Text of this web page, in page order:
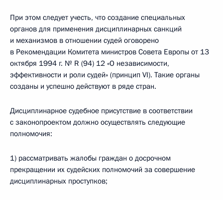
При этом следует учесть, что создание специальных
органов для применения дисциплинарных санкций
и механизмов в отношении судей оговорено
в Рекомендации Комитета министров Совета Европы от 13
октября 1994 г. № R (94) 12 «О независимости,
эффективности и роли судей» (принцип VI). Такие органы
созданы и успешно действуют в ряде стран.
Дисциплинарное судебное присутствие в соответствии
с законопроектом должно осуществлять следующие
полномочия:
1) рассматривать жалобы граждан о досрочном
прекращении их судейских полномочий за совершение
дисциплинарных проступков;